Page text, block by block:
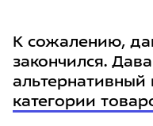
К сожалению,
закончился.
категории